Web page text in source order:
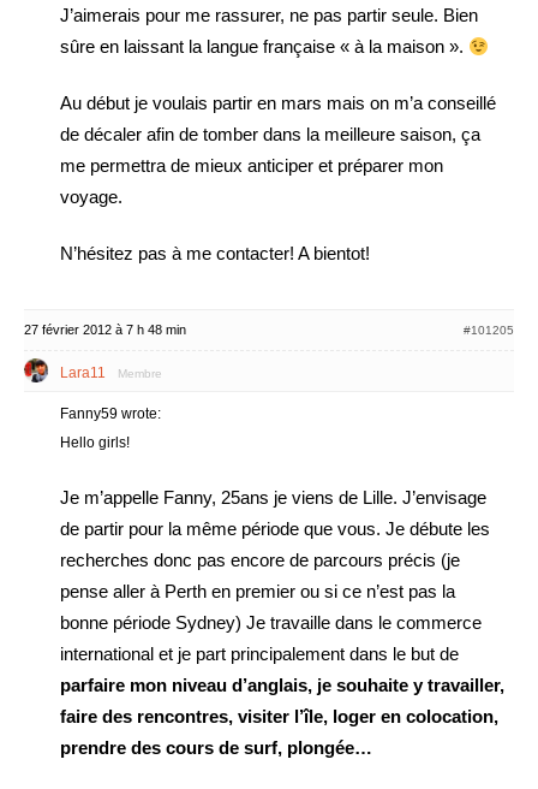
J’aimerais pour me rassurer, ne pas partir seule. Bien
sûre en laissant la langue française « à la maison ».
Au début je voulais partir en mars mais on m’a conseillé
de décaler afin de tomber dans la meilleure saison, ça
me permettra de mieux anticiper et préparer mon
voyage.
N’hésitez pas à me contacter! A bientot!
27 février 2012 à 7 h 48 min #101205
Lara11 Membre
Fanny59 wrote:
Hello girls!
Je m’appelle Fanny, 25ans je viens de Lille. J’envisage
de partir pour la même période que vous. Je débute les
recherches donc pas encore de parcours précis (je
pense aller à Perth en premier ou si ce n’est pas la
bonne période Sydney) Je travaille dans le commerce
international et je part principalement dans le but de
parfaire mon niveau d’anglais, je souhaite y travailler,
faire des rencontres, visiter l’île, loger en colocation,
prendre des cours de surf, plongée…